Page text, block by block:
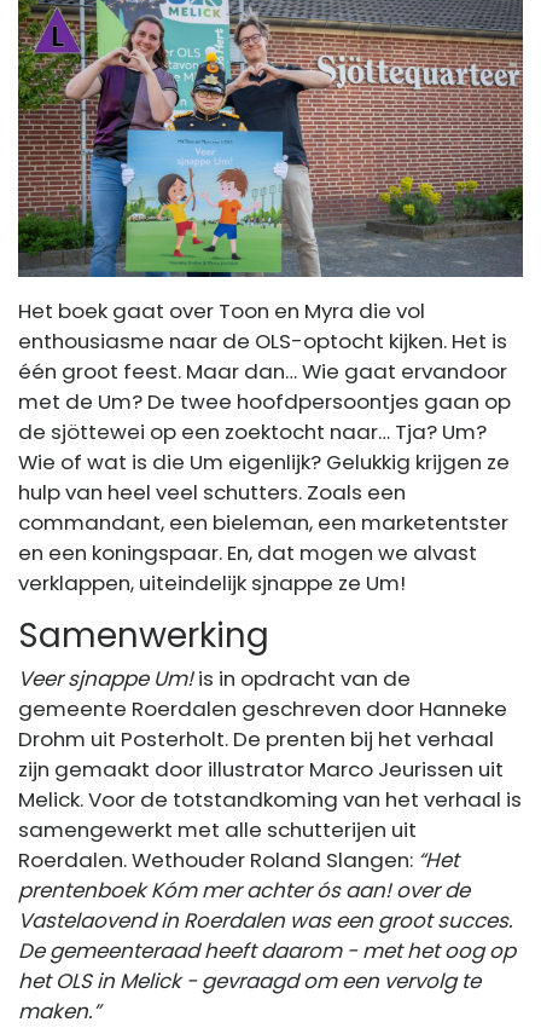
Het boek gaat over Toon en Myra die vol
enthousiasme naar de OLS-optocht kijken. Het is
één groot feest. Maar dan… Wie gaat ervandoor
met de Um? De twee hoofdpersoontjes gaan op
de sjöttewei op een zoektocht naar… Tja? Um?
Wie of wat is die Um eigenlijk? Gelukkig krijgen ze
hulp van heel veel schutters. Zoals een
commandant, een bieleman, een marketentster
en een koningspaar. En, dat mogen we alvast
verklappen, uiteindelijk sjnappe ze Um!
Samenwerking
Veer sjnappe Um!is in opdracht van de
gemeente Roerdalen geschreven door Hanneke
Drohm uit Posterholt. De prenten bij het verhaal
zijn gemaakt door illustrator Marco Jeurissen uit
Melick. Voor de totstandkoming van het verhaal is
samengewerkt met alle schutterijen uit
Roerdalen. Wethouder Roland Slangen: “Het
prentenboek Kóm mer achter ós aan! over de
Vastelaovend in Roerdalen was een groot succes.
De gemeenteraad heeft daarom - met het oog op
het OLS in Melick - gevraagd om een vervolg te
maken.”